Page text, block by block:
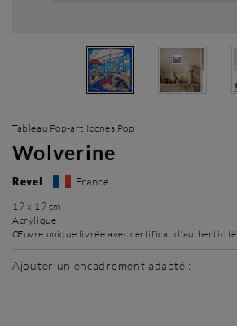
Tableau Pop-art Icones Pop
Wolverine
Revel France
19 x 19 cm
Acrylique
Œuvre unique livrée avec certificat d'authenticité
Ajouter un encadrement adapté :